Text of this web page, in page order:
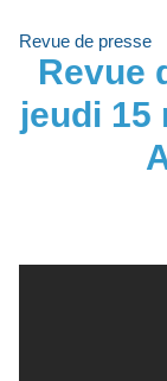
Revue de presse
Revue
jeudi 15